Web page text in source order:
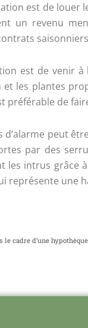
est de louer
un revenu
est de venir à
les plantes
préférable de
d’alarme peut
par des
les intrus
représente une